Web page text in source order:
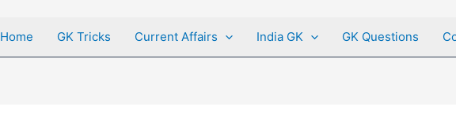
Home GK Tricks Current Affairs India GK GK Questions